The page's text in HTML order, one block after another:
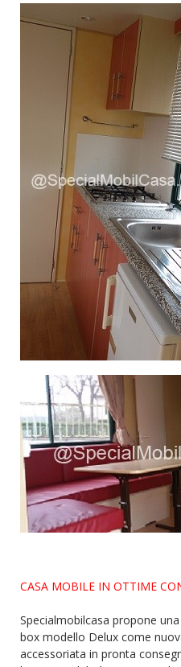
CASA MOBILE IN OTTIME
Specialmobilcasa propone
box modello Delux come
accessoriata in pronta